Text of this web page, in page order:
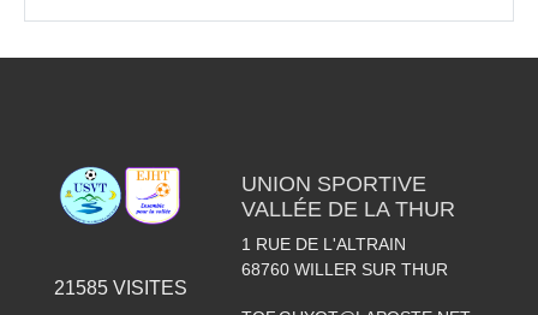
21585VISITES
UNION SPORTIVE
VALLÉE DE LA THUR
1 RUE DE L'ALTRAIN
68760 WILLER SUR THUR